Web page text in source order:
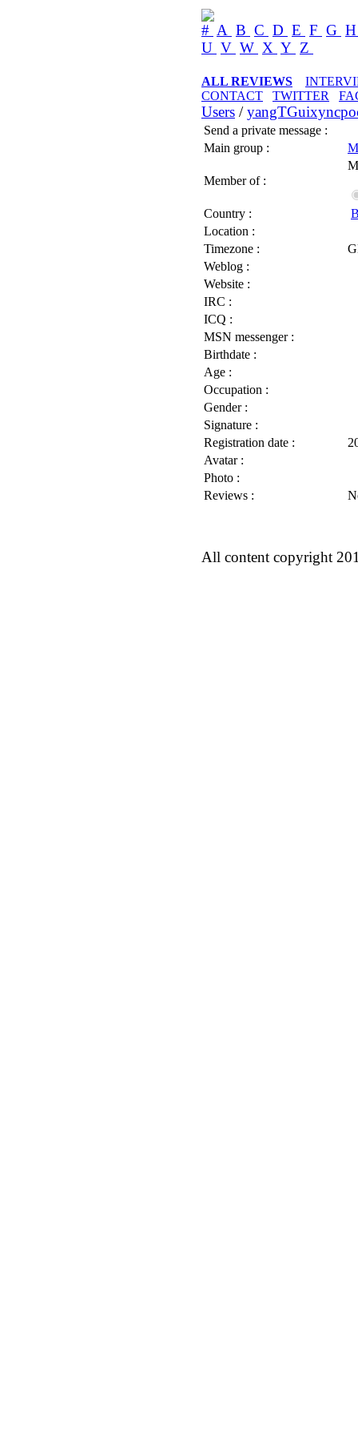
# A B C D E F G
U V W X Y Z
ALL REVIEWS
CONTACT
TWITTER
Users /
Send a private message :
Main group :
Member of :
Country :
Location :
Timezone :
Weblog :
Website :
IRC :
ICQ :
MSN messenger :
Birthdate :
Age :
Occupation :
Gender :
Signature :
Registration date :
Avatar :
Photo :
Reviews :
All content copyright